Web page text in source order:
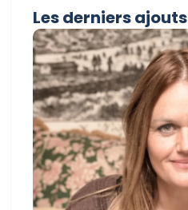
Les derniers ajouts